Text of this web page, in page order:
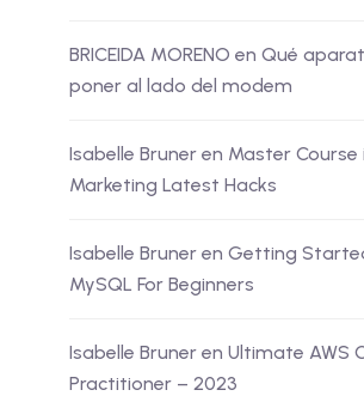
BRICEIDA MORENO en Qué
poner al lado del modem
Isabelle Bruner en Master Course
Marketing Latest Hacks
Isabelle Bruner en Getting
MySQL For Beginners
Isabelle Bruner en Ultimate AWS
Practitioner – 2023